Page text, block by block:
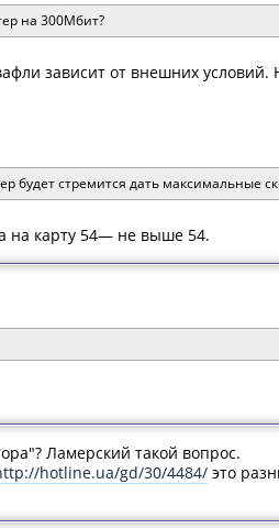
на 300Мбит?
зависит от внешних
будет стремится дать максимальные
а на карту 54— не выше 54.
Ламерский такой вопрос.
hotline.ua/gd/30/4484/ это